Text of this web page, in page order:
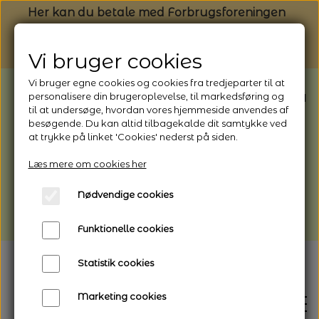
Her kan du betale med Forbrugsforeningen
BEMÆRK: Butikken har ferielukket* fra
1/8 - 9/8 - 2026
*Webshoppen er åben og sender hele
afhentning
Vi gør opmærksom på, at der kan være lidt
længere leveringstid
Vi bruger cookies
Vi bruger egne cookies og cookies fra tredjeparter til at
personalisere din brugeroplevelse, til markedsføring og
til at undersøge, hvordan vores hjemmeside anvendes af
besøgende. Du kan altid tilbagekalde dit samtykke ved
at trykke på linket 'Cookies' nederst på siden.
Læs mere om cookies her
Nødvendige cookies
Funktionelle cookies
Statistik cookies
Marketing cookies